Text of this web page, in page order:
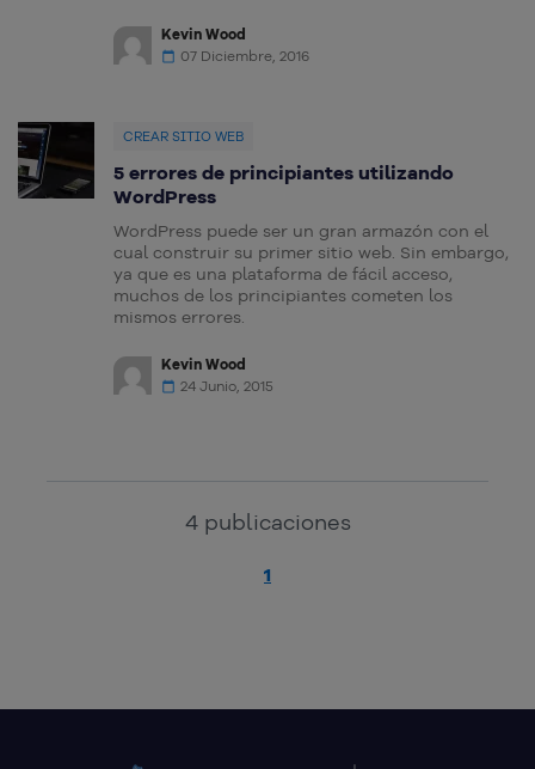
Kevin Wood
07 Diciembre, 2016
CREAR SITIO WEB
5 errores de principiantes utilizando
WordPress
WordPress puede ser un gran armazón con el
cual construir su primer sitio web. Sin embargo,
ya que es una plataforma de fácil acceso,
muchos de los principiantes cometen los
mismos errores.
Kevin Wood
24 Junio, 2015
4 publicaciones
1